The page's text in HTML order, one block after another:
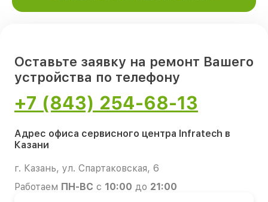
Оставьте заявку на ремонт Вашего
устройства по телефону
+7 (843) 254-68-13
Адрес офиса сервисного центра Infratech в
Казани
г. Казань, ул. Спартаковская, 6
Работаем ПН-ВС с 10:00 до 21:00